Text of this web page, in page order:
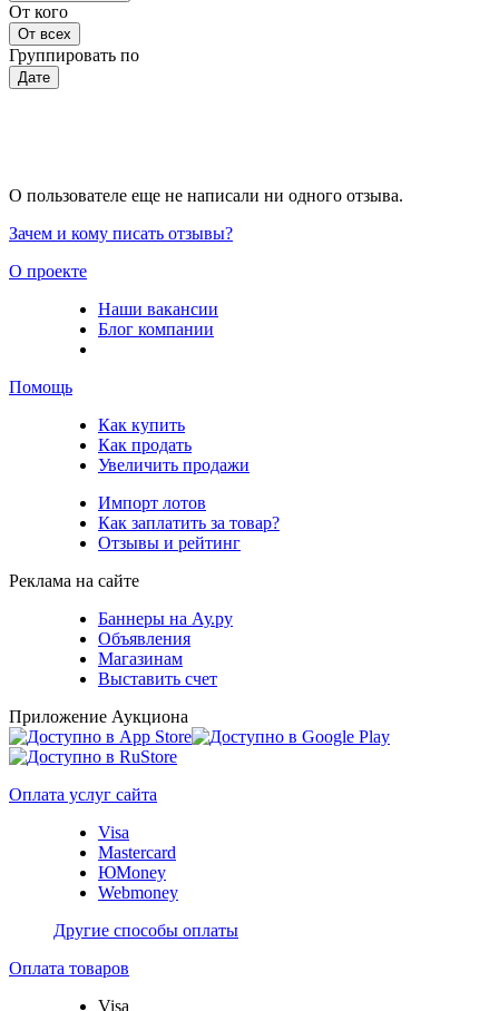
От кого
От всех
Группировать по
Дате
О пользователе еще не написали ни одного отзыва.
Зачем и кому писать отзывы?
О проекте
Наши вакансии
Блог компании
Помощь
Как купить
Как продать
Увеличить продажи
Импорт лотов
Как заплатить за товар?
Отзывы и рейтинг
Реклама на сайте
Баннеры на Ау.ру
Объявления
Магазинам
Выставить счет
Приложение Аукциона
Оплата услуг сайта
Visa
Mastercard
ЮMoney
Webmoney
Другие способы оплаты
Оплата товаров
Visa